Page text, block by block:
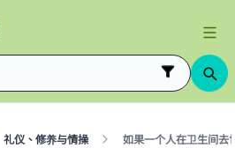
礼仪、修养与情操 如果一个人在卫生间去